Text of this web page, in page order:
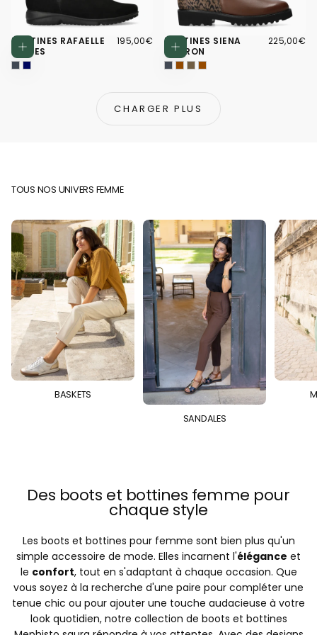
Choisissez des options
BOTTINES RAFAELLE
NOIRES
195,00€
PRIX
195,00€ Choisissez
BOTTINES SIENA
MARRON
225,00€
PRIX
225,00€
CHARGER PLUS
TOUS NOS UNIVERS FEMME
BASKETS
SANDALES
Des boots et bottines femme pour
chaque style
Les boots et bottines pour femme sont bien plus qu'un
simple accessoire de mode. Elles incarnent l'élégance et
le confort, tout en s'adaptant à chaque occasion. Que
vous soyez à la recherche d'une paire pour compléter une
tenue chic ou pour ajouter une touche audacieuse à votre
look quotidien, notre collection de boots et bottines